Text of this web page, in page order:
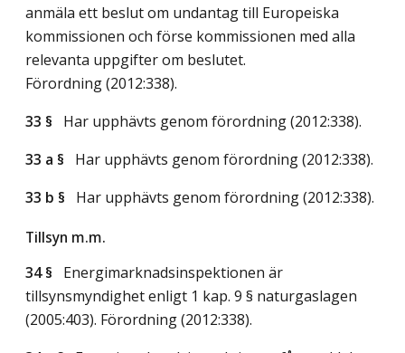
anmäla ett beslut om undantag till Europeiska
kommissionen och förse kommissionen med alla
relevanta uppgifter om beslutet.
Förordning (2012:338).
33 § Har upphävts genom förordning (2012:338).
33 a § Har upphävts genom förordning (2012:338).
33 b § Har upphävts genom förordning (2012:338).
Tillsyn m.m.
34 § Energimarknadsinspektionen är
tillsynsmyndighet enligt 1 kap. 9 § naturgaslagen
(2005:403). Förordning (2012:338).